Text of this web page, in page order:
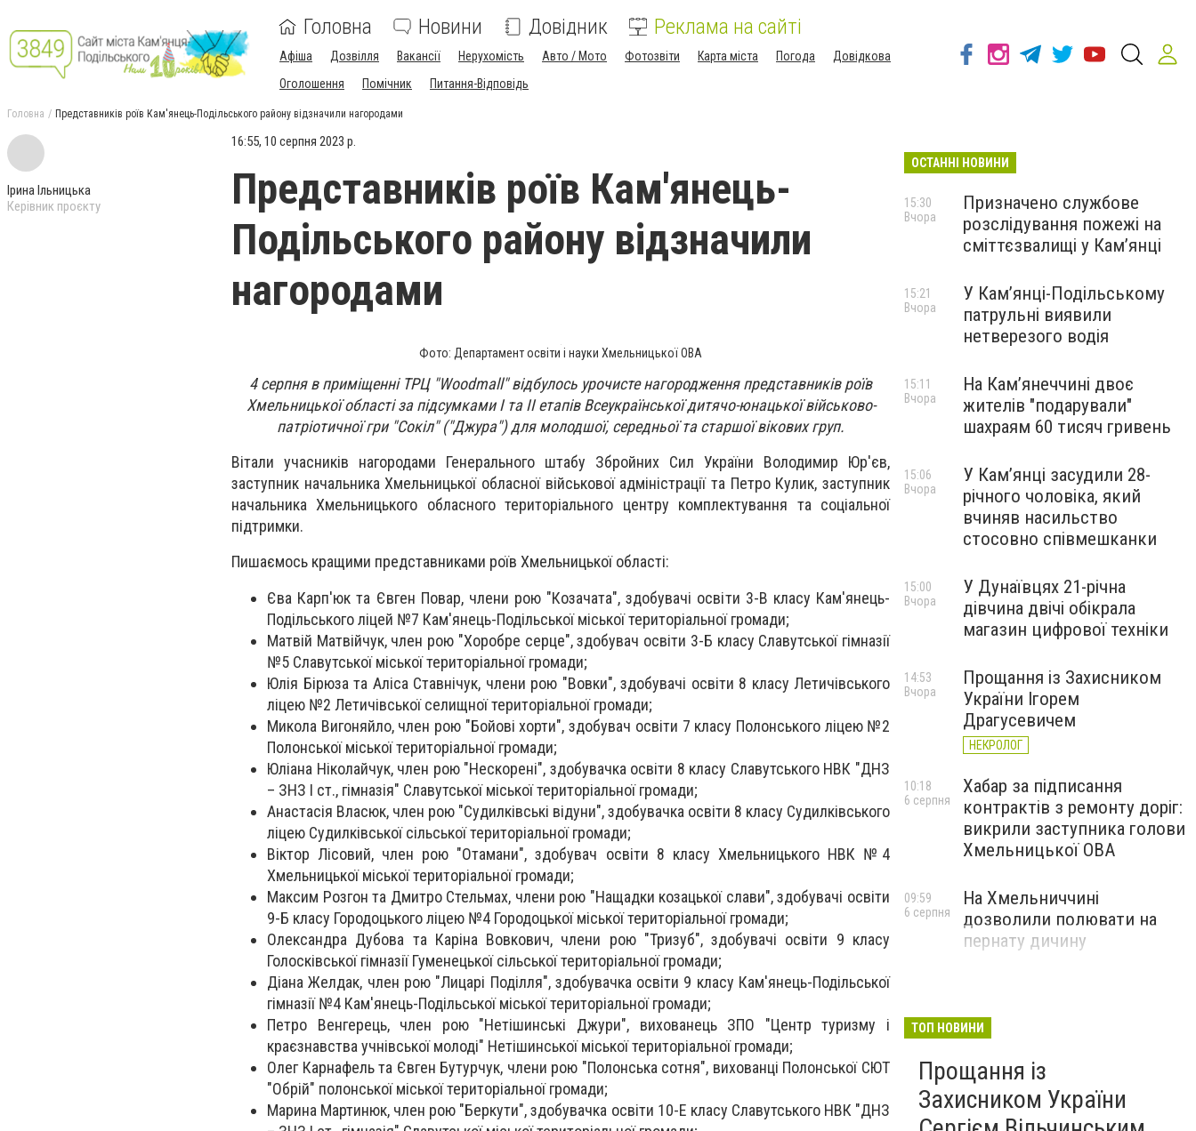
Головна Новини Довідник Реклама на сайті
Афіша Дозвілля Вакансії Нерухомість Авто / Мото Фотозвіти Карта міста Погода
Довідкова
Оголошення
Помічник Питання-Відповідь
Головна Представників роїв Кам'янець-Подільського району відзначили нагородами
Ірина Ільницька
Керівник проєкту
16:55, 10 серпня 2023 р.
Представників роїв Кам'янець-
Подільського району відзначили
нагородами
Фото: Департамент освіти і науки Хмельницької ОВА
4 серпня в приміщенні ТРЦ "Woodmall" відбулось урочисте нагородження представників роїв
Хмельницької області за підсумками І та ІІ етапів Всеукраїнської дитячо-юнацької військово-
патріотичної гри "Сокіл" ("Джура") для молодшої, середньої та старшої вікових груп.
Вітали учасників нагородами Генерального штабу Збройних Сил України Володимир Юр'єв,
заступник начальника Хмельницької обласної військової адміністрації та Петро Кулик, заступник
начальника Хмельницького обласного територіального центру комплектування та соціальної
підтримки.
Пишаємось кращими представниками роїв Хмельницької області:
Єва Карп'юк та Євген Повар, члени рою "Козачата", здобувачі освіти 3-В класу Кам'янець-
Подільського ліцей №7 Кам'янець-Подільської міської територіальної громади;
Матвій Матвійчук, член рою "Хоробре серце", здобувач освіти 3-Б класу Славутської гімназії
№5 Славутської міської територіальної громади;
Юлія Бірюза та Аліса Ставнічук, члени рою "Вовки", здобувачі освіти 8 класу Летичівського
ліцею №2 Летичівської селищної територіальної громади;
Микола Вигоняйло, член рою "Бойові хорти", здобувач освіти 7 класу Полонського ліцею №2
Полонської міської територіальної громади;
Юліана Ніколайчук, член рою "Нескорені", здобувачка освіти 8 класу Славутського НВК "ДНЗ
– ЗНЗ І ст., гімназія" Славутської міської територіальної громади;
Анастасія Власюк, член рою "Судилківські відуни", здобувачка освіти 8 класу Судилківського
ліцею Судилківської сільської територіальної громади;
Віктор Лісовий, член рою "Отамани", здобувач освіти 8 класу Хмельницького НВК №4
Хмельницької міської територіальної громади;
Максим Розгон та Дмитро Стельмах, члени рою "Нащадки козацької слави", здобувачі освіти
9-Б класу Городоцького ліцею №4 Городоцької міської територіальної громади;
Олександра Дубова та Каріна Вовкович, члени рою "Тризуб", здобувачі освіти 9 класу
Голосківської гімназії Гуменецької сільської територіальної громади;
Діана Желдак, член рою "Лицарі Поділля", здобувачка освіти 9 класу Кам'янець-Подільської
гімназії №4 Кам'янець-Подільської міської територіальної громади;
Петро Венгерець, член рою "Нетішинські Джури", вихованець ЗПО "Центр туризму і
краєзнавства учнівської молоді" Нетішинської міської територіальної громади;
Олег Карнафель та Євген Бутурчук, члени рою "Полонська сотня", вихованці Полонської СЮТ
"Обрій" полонської міської територіальної громади;
Марина Мартинюк, член рою "Беркути", здобувачка освіти 10-Е класу Славутського НВК "ДНЗ
ОСТАННІ НОВИНИ
Призначено службове
розслідування пожежі на
сміттєзвалищі у Кам’янці
15:30
Вчора
У Кам’янці-Подільському
патрульні виявили
нетверезого водія
15:21
Вчора
На Камʼянеччині двоє
жителів "подарували"
шахраям 60 тисяч гривень
15:11
Вчора
У Камʼянці засудили 28-
річного чоловіка, який
вчиняв насильство
стосовно співмешканки
15:06
Вчора
У Дунаївцях 21-річна
дівчина двічі обікрала
магазин цифрової техніки
15:00
Вчора
Прощання із Захисником
України Ігорем
Драгусевичем
НЕКРОЛОГ
14:53
Вчора
Хабар за підписання
контрактів з ремонту доріг:
викрили заступника голови
Хмельницької ОВА
10:18
6 серпня
На Хмельниччині
дозволили полювати на
пернату дичину
09:59
6 серпня
ТОП НОВИНИ
Прощання із
Захисником України